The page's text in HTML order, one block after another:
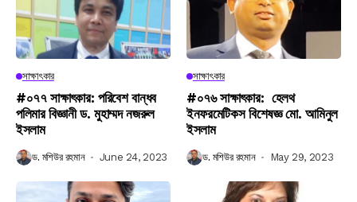
সাক্ষাৎকার
#০৭৭ সাক্ষাৎকার: পরিবেশ বান্ধব
পলিমার বিজ্ঞানী ড. মুহাম্মদ নজরুল
ইসলাম
ড. মশিউর রহমান June 24, 2023
সাক্ষাৎকার
#০৭৬ সাক্ষাৎকার: হেলথ
ইনফরমেটিকস বিশেষজ্ঞ মো. আমিনুল
ইসলাম
ড. মশিউর রহমান May 29, 2023